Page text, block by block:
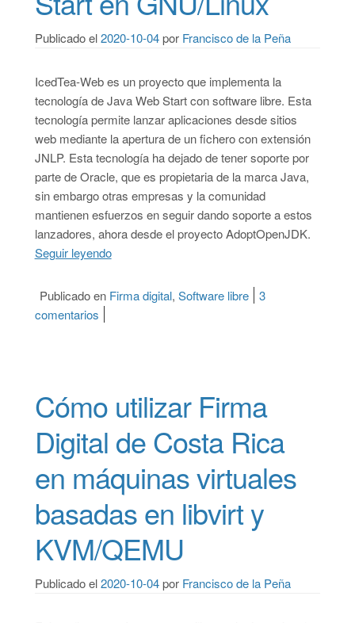
Publicado el2020-10-04por Francisco de la Peña
IcedTea-Web es un proyecto que implementa la
tecnología de Java Web Start con software libre. Esta
tecnología permite lanzar aplicaciones desde sitios
web mediante la apertura de un fichero con extensión
JNLP. Esta tecnología ha dejado de tener soporte por
parte de Oracle, que es propietaria de la marca Java,
sin embargo otras empresas y la comunidad
mantienen esfuerzos en seguir dando soporte a estos
lanzadores, ahora desde el proyecto AdoptOpenJDK.
Seguir leyendo“Cómo seguir utilizando lanzadores Java Web
Publicado en Firma digital, Software libre
3
comentarios
Cómo utilizar Firma
Digital de Costa Rica
en máquinas virtuales
basadas en libvirt y
KVM/QEMU
Publicado el2020-10-04por Francisco de la Peña